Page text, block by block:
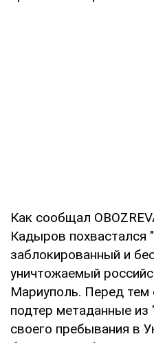
Как сообщал
Кадыров похвастался
заблокированный и
уничтожаемый
Мариуполь. Перед тем
подтер метаданные из
своего пребывания в